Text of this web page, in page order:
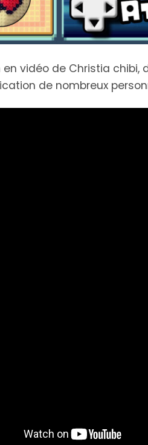
vidéo de Christia chibi,
de nombreux